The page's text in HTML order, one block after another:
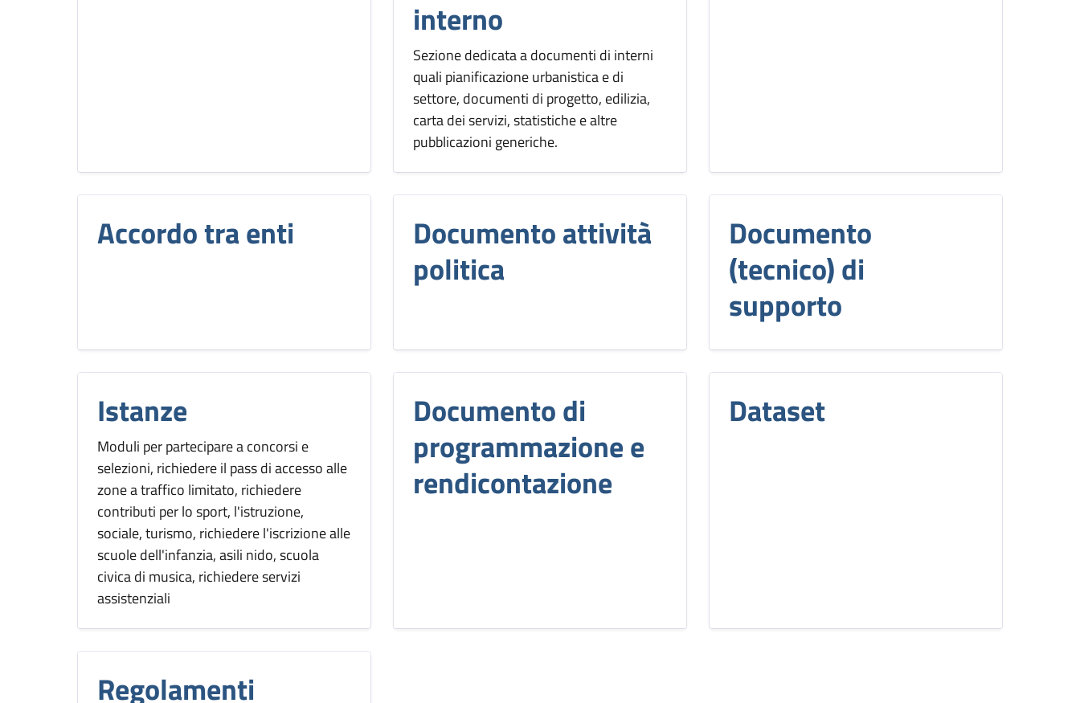
interno
Sezione dedicata a documenti di interni
quali pianificazione urbanistica e di
settore, documenti di progetto, edilizia,
carta dei servizi, statistiche e altre
pubblicazioni generiche.
Accordo tra enti
Documento attività
politica
Documento
(tecnico) di
supporto
Istanze
Moduli per partecipare a concorsi e
selezioni, richiedere il pass di accesso alle
zone a traffico limitato, richiedere
contributi per lo sport, l'istruzione,
sociale, turismo, richiedere l'iscrizione alle
scuole dell'infanzia, asili nido, scuola
civica di musica, richiedere servizi
assistenziali
Documento di
programmazione e
rendicontazione
Dataset
Regolamenti